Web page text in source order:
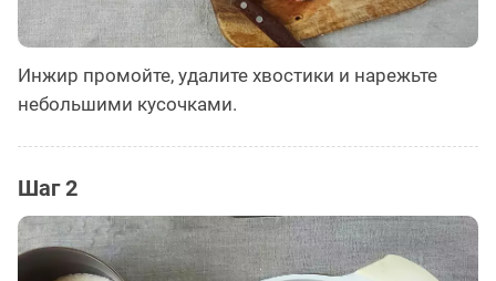
Инжир промойте, удалите хвостики и нарежьте
небольшими кусочками.
Шаг 2